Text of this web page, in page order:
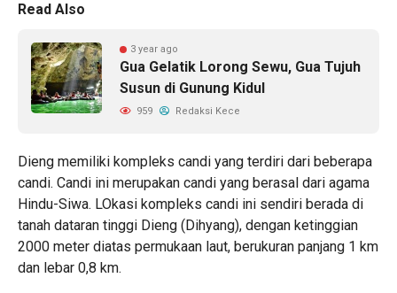
Read Also
3 year ago
Gua Gelatik Lorong Sewu, Gua Tujuh
Susun di Gunung Kidul
959 Redaksi Kece
Dieng memiliki kompleks candi yang terdiri dari beberapa
candi. Candi ini merupakan candi yang berasal dari agama
Hindu-Siwa. LOkasi kompleks candi ini sendiri berada di
tanah dataran tinggi Dieng (Dihyang), dengan ketinggian
2000 meter diatas permukaan laut, berukuran panjang 1 km
dan lebar 0,8 km.